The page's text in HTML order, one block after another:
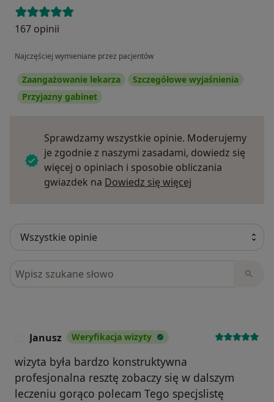
167 opinii
Najczęściej wymieniane przez pacjentów
Zaangażowanie lekarza
Szczegółowe wyjaśnienia
Przyjazny gabinet
Sprawdzamy wszystkie opinie. Moderujemy
je zgodnie z naszymi zasadami, dowiedz się
więcej o opiniach i sposobie obliczania
gwiazdek na Dowiedz się więcej
Szukaj w opiniach
Janusz Weryfikacja wizyty
wizyta była bardzo konstruktywna
profesjonalna resztę zobaczy się w dalszym
leczeniu gorąco polecam Tego specjslistę